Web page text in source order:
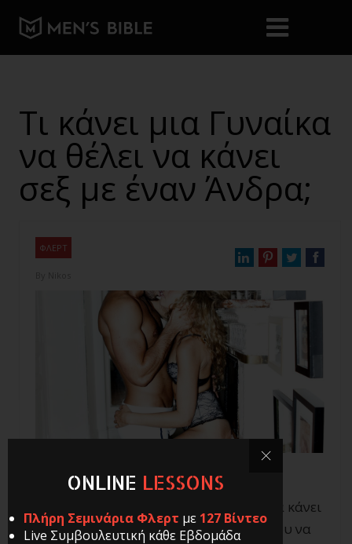
Τι κάνει μια Γυναίκα
να θέλει να κάνει
σεξ με έναν Άνδρα;
ΦΛΕΡΤ
Αυτό που κάνει μια γυναίκα να θέλει να κάνει
σεξ με έναν άνδρα, είναι η ικανότητα του να
ONLINE LESSONS
Πλήρη Σεμινάρια Φλερτ με 127 Βίντεο
Live Συμβουλευτική κάθε Εβδομάδα